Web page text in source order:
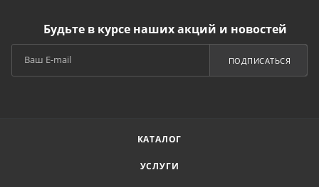
Будьте в курсе наших акций и новостей
ПОДПИСАТЬСЯ
КАТАЛОГ
УСЛУГИ